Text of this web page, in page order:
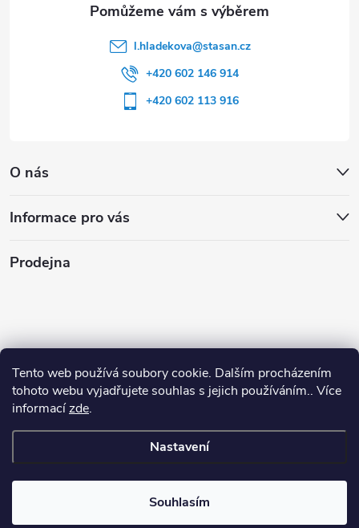
Tento web používá soubory cookie. Dalším procházením
tohoto webu vyjadřujete souhlas s jejich používáním.. Více
informacízde.
Nastavení
Souhlasím
O nás
Informace pro vás
l.hladekova@stasan.cz
+420 602 146 914
+420 602 113 916
Prodejna
Copyright 2026Stasan.cz. Všechna práva vyhrazena.